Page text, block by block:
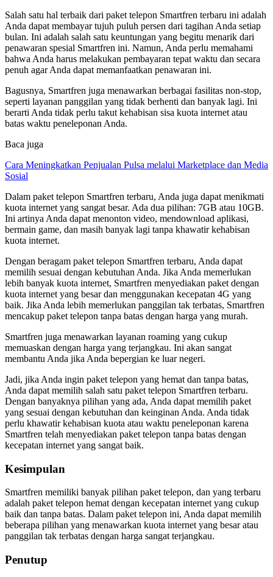
Salah satu hal terbaik dari paket telepon Smartfren terbaru ini adalah
Anda dapat membayar tujuh puluh persen dari tagihan Anda setiap
bulan. Ini adalah salah satu keuntungan yang begitu menarik dari
penawaran spesial Smartfren ini. Namun, Anda perlu memahami
bahwa Anda harus melakukan pembayaran tepat waktu dan secara
penuh agar Anda dapat memanfaatkan penawaran ini.
Bagusnya, Smartfren juga menawarkan berbagai fasilitas non-stop,
seperti layanan panggilan yang tidak berhenti dan banyak lagi. Ini
berarti Anda tidak perlu takut kehabisan sisa kuota internet atau
batas waktu peneleponan Anda.
Baca juga
Cara Meningkatkan Penjualan Pulsa melalui Marketplace dan Media
Sosial
Dalam paket telepon Smartfren terbaru, Anda juga dapat menikmati
kuota internet yang sangat besar. Ada dua pilihan: 7GB atau 10GB.
Ini artinya Anda dapat menonton video, mendownload aplikasi,
bermain game, dan masih banyak lagi tanpa khawatir kehabisan
kuota internet.
Dengan beragam paket telepon Smartfren terbaru, Anda dapat
memilih sesuai dengan kebutuhan Anda. Jika Anda memerlukan
lebih banyak kuota internet, Smartfren menyediakan paket dengan
kuota internet yang besar dan menggunakan kecepatan 4G yang
baik. Jika Anda lebih memerlukan panggilan tak terbatas, Smartfren
mencakup paket telepon tanpa batas dengan harga yang murah.
Smartfren juga menawarkan layanan roaming yang cukup
memuaskan dengan harga yang terjangkau. Ini akan sangat
membantu Anda jika Anda bepergian ke luar negeri.
Jadi, jika Anda ingin paket telepon yang hemat dan tanpa batas,
Anda dapat memilih salah satu paket telepon Smartfren terbaru.
Dengan banyaknya pilihan yang ada, Anda dapat memilih paket
yang sesuai dengan kebutuhan dan keinginan Anda. Anda tidak
perlu khawatir kehabisan kuota atau waktu peneleponan karena
Smartfren telah menyediakan paket telepon tanpa batas dengan
kecepatan internet yang sangat baik.
Kesimpulan
Smartfren memiliki banyak pilihan paket telepon, dan yang terbaru
adalah paket telepon hemat dengan kecepatan internet yang cukup
baik dan tanpa batas. Dalam paket telepon ini, Anda dapat memilih
beberapa pilihan yang menawarkan kuota internet yang besar atau
panggilan tak terbatas dengan harga sangat terjangkau.
Penutup